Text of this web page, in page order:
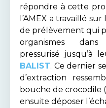
répondre à cette
l’AMEX a travaillé
de prélèvement qui
organismes
pressurisé jusqu’à
BALIST. Ce dernier
d’extraction
bouche de crocodile
ensuite déposer